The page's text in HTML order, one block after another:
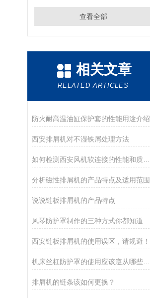
查看全部
相关文章
RELATED ARTICLES
防火耐高温油缸保护套的性能用途介绍
西安排屑机对不湿铁屑处理方法
分析磁性排屑机的产品特点及适用范围
说说链板排屑机的产品特点
西安链板排屑机的使用误区，请规避！
机床丝杠防护罩的使用应该遵从哪些规范及要求
排屑机的链条该如何更换？